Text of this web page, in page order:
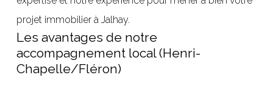
projet immobilier à Jalhay.
Les avantages de notre
accompagnement local (Henri-
Chapelle/Fléron)